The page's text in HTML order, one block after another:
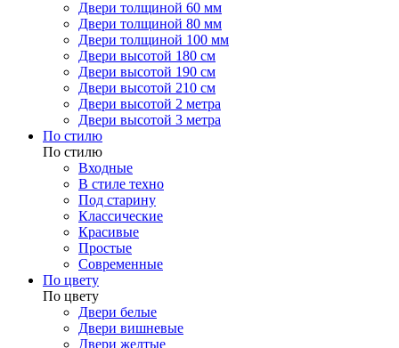
Двери толщиной 60 мм
Двери толщиной 80 мм
Двери толщиной 100 мм
Двери высотой 180 см
Двери высотой 190 см
Двери высотой 210 см
Двери высотой 2 метра
Двери высотой 3 метра
По стилю
По стилю
Входные
В стиле техно
Под старину
Классические
Красивые
Простые
Современные
По цвету
По цвету
Двери белые
Двери вишневые
Двери желтые